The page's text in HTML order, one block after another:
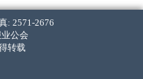
: 2571-2676
公会
转载